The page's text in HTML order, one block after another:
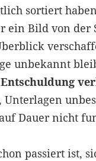
sortiert
ein Bild von
unbekannt
Entschuldung
Dauer nicht
passiert ist,